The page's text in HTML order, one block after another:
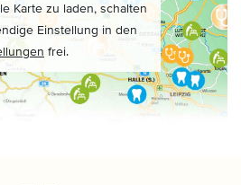
Karte zu laden, schalten
Einstellung in den
frei.